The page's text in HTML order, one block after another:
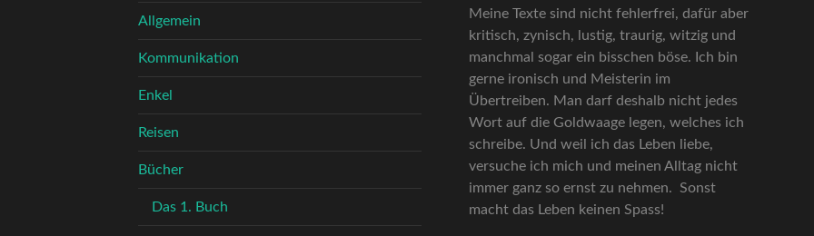
Allgemein
Kommunikation
Enkel
Reisen
Bücher
Das 1. Buch
Meine Texte sind nicht fehlerfrei, dafür aber
kritisch, zynisch, lustig, traurig, witzig und
manchmal sogar ein bisschen böse. Ich bin
gerne ironisch und Meisterin im
Übertreiben. Man darf deshalb nicht jedes
Wort auf die Goldwaage legen, welches ich
schreibe. Und weil ich das Leben liebe,
versuche ich mich und meinen Alltag nicht
immer ganz so ernst zu nehmen. Sonst
macht das Leben keinen Spass!